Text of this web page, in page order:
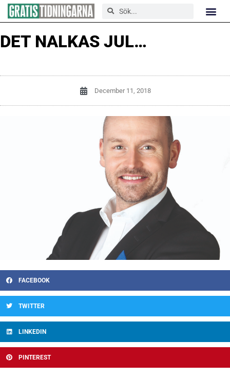
DET NALKAS JUL…
December 11, 2018
FACEBOOK
TWITTER
LINKEDIN
PINTEREST